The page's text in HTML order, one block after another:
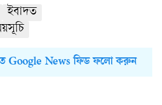
ইবাদত
Google News ফিড ফলো করুন